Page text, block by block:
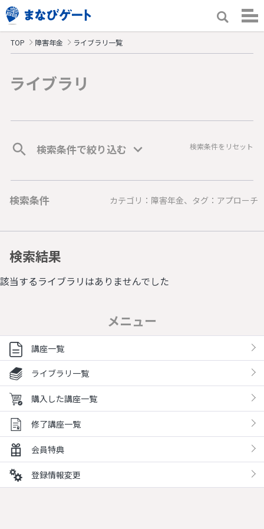
TOP 障害年金 ライブラリ一覧
ライブラリ
検索条件で絞り込む 検索条件をリセット
検索条件 カテゴリ：障害年金、タグ：アプローチ
検索結果
該当するライブラリはありませんでした
メニュー
講座一覧
ライブラリ一覧
購入した講座一覧
修了講座一覧
会員特典
登録情報変更